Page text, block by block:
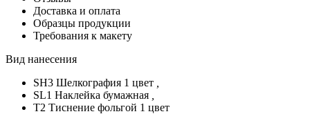
Доставка и оплата
Образцы продукции
Требования к макету
Вид нанесения
SH3 Шелкография 1 цвет
SL1 Наклейка бумажная
T2 Тиснение фольгой 1 цвет